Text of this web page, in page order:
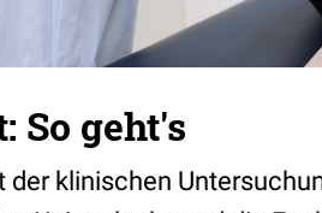
So geht's
der klinischen